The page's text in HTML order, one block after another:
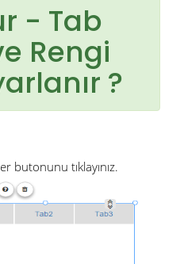
- Tab
Rengi
?
butonunu tıklayınız.